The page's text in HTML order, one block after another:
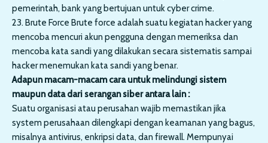
pemerintah, bank yang bertujuan untuk cyber crime.
23. Brute Force Brute force adalah suatu kegiatan hacker yang
mencoba mencuri akun pengguna dengan memeriksa dan
mencoba kata sandi yang dilakukan secara sistematis sampai
hacker menemukan kata sandi yang benar.
Adapun macam-macam cara untuk melindungi sistem
maupun data dari serangan siber antara lain :
Suatu organisasi atau perusahan wajib memastikan jika
system perusahaan dilengkapi dengan keamanan yang bagus,
misalnya antivirus, enkripsi data, dan firewall. Mempunyai